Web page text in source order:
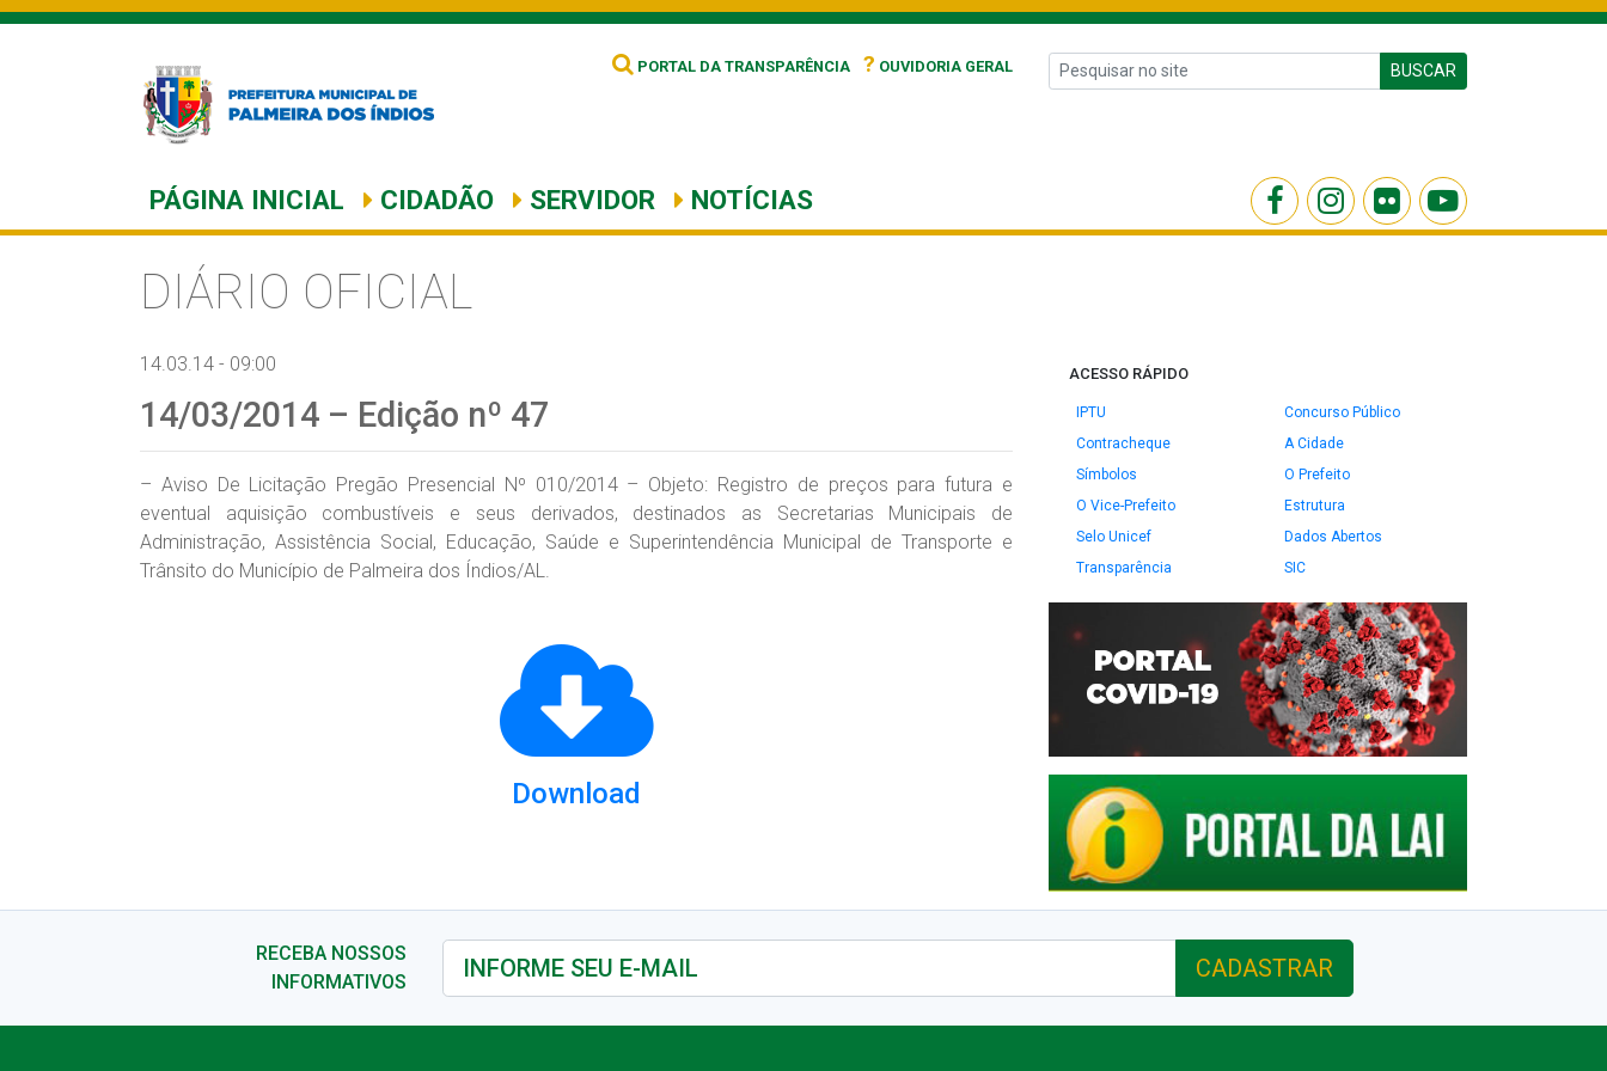
PORTAL DA TRANSPARÊNCIA ? OUVIDORIA GERAL BUSCAR
PÁGINA INICIAL CIDADÃO SERVIDOR NOTÍCIAS
DIÁRIO OFICIAL
14.03.14 - 09:00
14/03/2014 – Edição nº 47
– Aviso De Licitação Pregão Presencial Nº 010/2014 – Objeto: Registro de preços para futura e
eventual aquisição combustíveis e seus derivados, destinados as Secretarias Municipais de
Administração, Assistência Social, Educação, Saúde e Superintendência Municipal de Transporte e
Trânsito do Município de Palmeira dos Índios/AL.
Download
ACESSO RÁPIDO
IPTU
Concurso Público
Contracheque
A Cidade
Símbolos
O Prefeito
O Vice-Prefeito
Estrutura
Selo Unicef
Dados Abertos
Transparência
SIC
RECEBA NOSSOS
INFORMATIVOS
CADASTRAR